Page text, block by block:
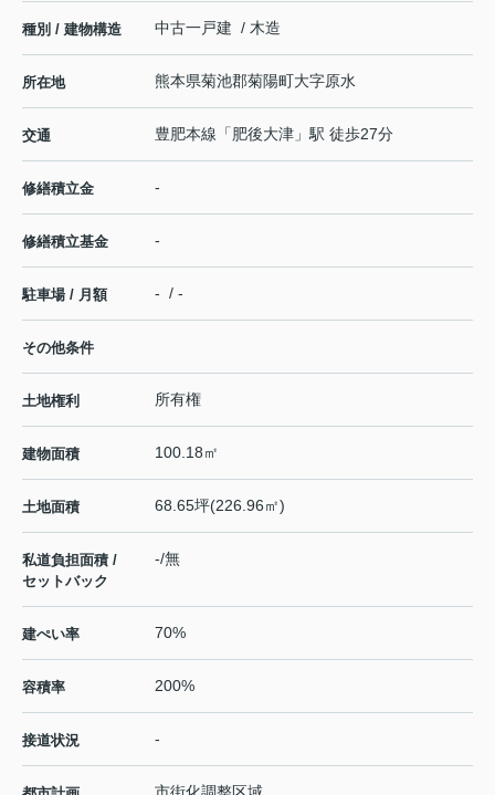
種別 / 建物構造 中古一戸建 / 木造
所在地 熊本県菊池郡菊陽町大字原水
交通 豊肥本線 「 肥後大津 」駅 徒歩27分
修繕積立金 -
修繕積立基金 -
駐車場 / 月額 - / -
その他条件
土地権利 所有権
建物面積 100.18㎡
土地面積 68.65坪(226.96㎡)
私道負担面積 /
セットバック
-/無
建ぺい率 70%
容積率 200%
接道状況 -